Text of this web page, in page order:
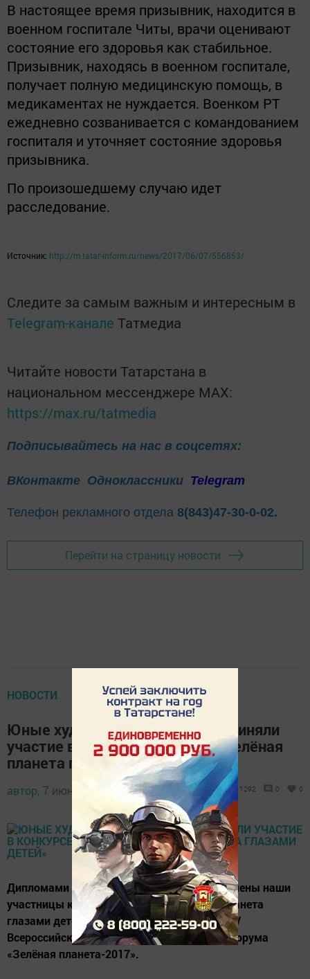
В настоящее время призывник, находится в
военном госпитале Читы, врачи оценивают
состояние его здоровья как стабильное.
Призывник, находясь в военном госпитале,
получает полную медицинскую помощь, в
медикаментах не нуждается. Военком РТ
ежедневно созванивается с командованием
госпиталя и уточняет состояние здоровья
призывника.
По произошедшему случаю идет
расследование.
Источник: http://m.tatar-inform.ru/news/2017/06/07/556853/
Следите за самым важным и интересным в
Telegram-канале Татмедиа
Читайте новости Татарстана в
национальном мессенджере MАХ:
https://max.ru/tatmedia
Подписывайтесь на нас в соцсетях:
ВКонтакте Одноклассники Telegram
Телефон рекламного отдела 8(843)47-30-0-02.
Перейти на страницу новости
НОВОСТИ
Юные художницы из Болгара приняли
участие в конкурсе рисунков «Зелёная
планета глазами детей»
автор, 7 июня 2017 - 13:29 1292 0 0
Дипломами и памятными подарками отмечены наши
участницы конкурса рисунков «Зелёная планета
глазами детей». Он проводился в рамках XV
Всероссийского детского экологического форума
«Зелёная планета-2017».